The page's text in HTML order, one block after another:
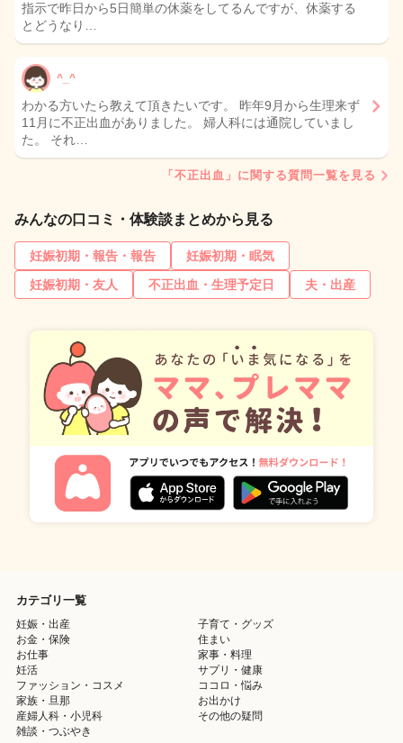
指示で昨日から5日簡単の休薬をしてるんですが、休薬する
とどうなり…
^_^
わかる方いたら教えて頂きたいです。 昨年9月から生理来ず
11月に不正出血がありました。 婦人科には通院していまし
た。 それ…
「不正出血」に関する質問一覧を見る
みんなの口コミ・体験談まとめから見る
妊娠初期・報告・報告
妊娠初期・眠気
妊娠初期・友人
不正出血・生理予定日 夫・出産
カテゴリ一覧
妊娠・出産
子育て・グッズ
お金・保険
住まい
お仕事
家事・料理
妊活
サプリ・健康
ファッション・コスメ
ココロ・悩み
家族・旦那
お出かけ
産婦人科・小児科
その他の疑問
雑談・つぶやき